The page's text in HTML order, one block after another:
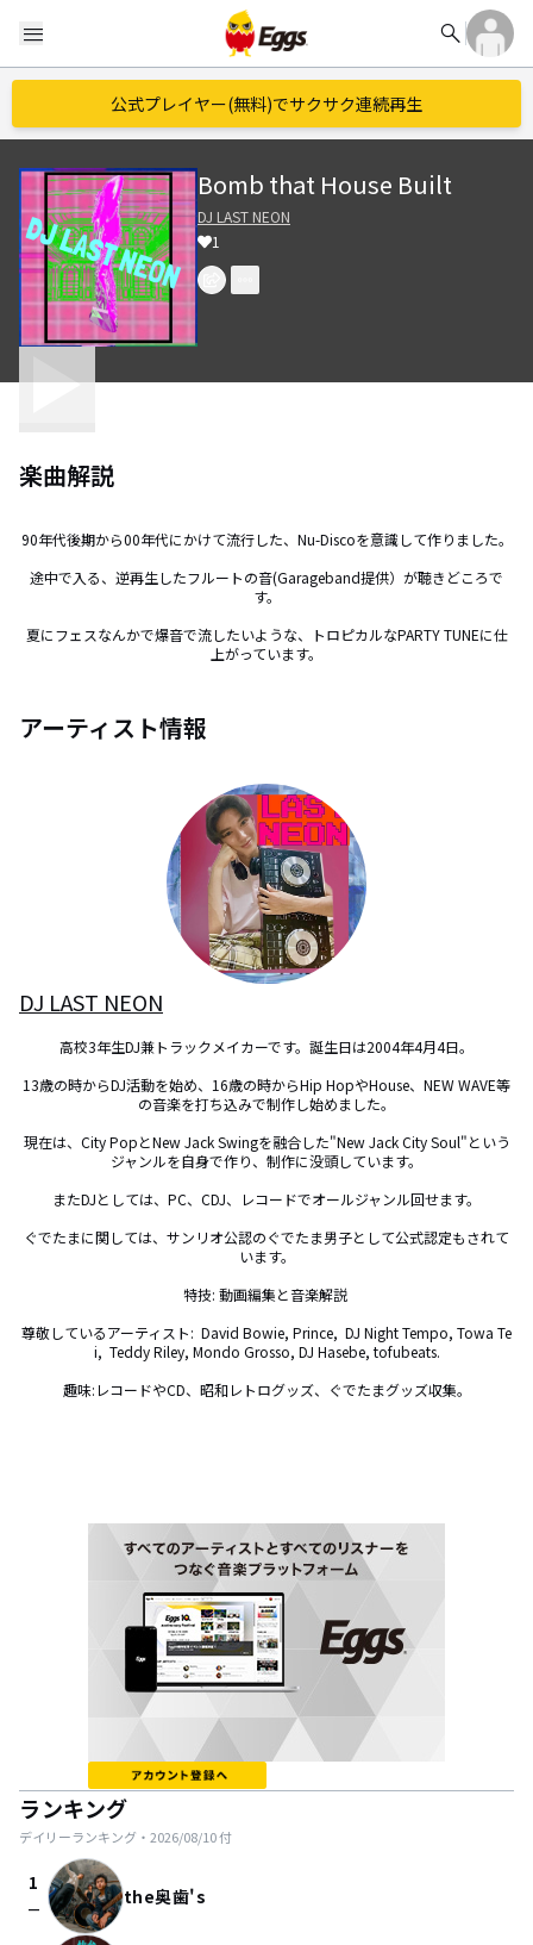
menu search
公式プレイヤー(無料)でサクサク連続再生
Bomb that House Built
DJ LAST NEON
1
楽曲解説
90年代後期から00年代にかけて流行した、Nu-Discoを意識して作りました。
途中で入る、逆再生したフルートの音(Garageband提供）が聴きどころで
す。
夏にフェスなんかで爆音で流したいような、トロピカルなPARTY TUNEに仕
上がっています。
アーティスト情報
DJ LAST NEON
高校3年生DJ兼トラックメイカーです。誕生日は2004年4月4日。
13歳の時からDJ活動を始め、16歳の時からHip HopやHouse、NEW WAVE等
の音楽を打ち込みで制作し始めました。
現在は、City PopとNew Jack Swingを融合した"New Jack City Soul"という
ジャンルを自身で作り、制作に没頭しています。
またDJとしては、PC、CDJ、レコードでオールジャンル回せます。
ぐでたまに関しては、サンリオ公認のぐでたま男子として公式認定もされて
います。
特技: 動画編集と音楽解説
尊敬しているアーティスト:  David Bowie, Prince,  DJ Night Tempo, Towa Te
i,  Teddy Riley, Mondo Grosso, DJ Hasebe, tofubeats.
趣味:レコードやCD、昭和レトログッズ、ぐでたまグッズ収集。
ランキング
デイリーランキング・ 2026/08/10付
1
check_indeterminate_small the奥歯's